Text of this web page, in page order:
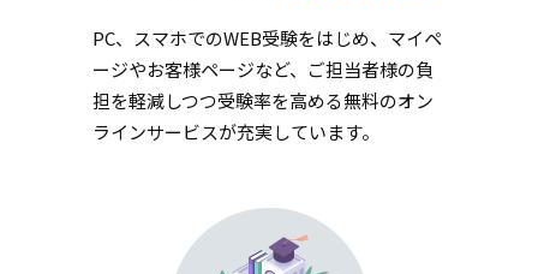
PC、スマホでのWEB受験をはじめ、マイペ
ージやお客様ページなど、ご担当者様の負
担を軽減しつつ受験率を高める無料のオン
ラインサービスが充実しています。